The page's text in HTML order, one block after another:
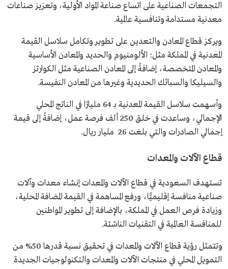
التجمعات الصناعية على اتساع صناعة المواد الأولية، وتعزيز صناعات
معدنية مستدامة وتنافسية عالمية.
ويركز قطاع المعادن والتعدين على تطوير وتكامل سلاسل القيمة
المعدنية في المملكة مثل: الألومنيوم والحديد والمعادن الأساسية
والمعادن المتخصصة، إضافةً إلى المعادن الصناعية مثل الكوارتز
والسيليكا والسبائك الحديدية وغيرها من المعادن النفيسة.
وأسهمت سلاسل القيمة المعدنية بـ 64 مليارًا في الناتج المحلي
الإجمالي، وساعدت في خلق 250 ألف فرصة عمل، إضافةً إلى قيمة
إجمالي الصادرات والتي بلغت 26 مليار ريال.
قطاع الآلات والمعدات
تستهدف السعودية في قطاع الآلات والمعدات إنشاء معدات وآلات
صناعية منافسة إقليميًّا، ورفع المساهمة في القيمة المضافة المحلية،
وزيادة فرص العمل في المملكة، بالإضافة إلى تطوير المواطنين
للمنافسة العالمية في التقنيات الناشئة.
وتتمثل رؤية قطاع الآلات والمعدات في تحقيق نسبة قدرها 50% من
التمويل المحلي في منتجات الآلات والمعدات والتكنولوجيات الجديدة